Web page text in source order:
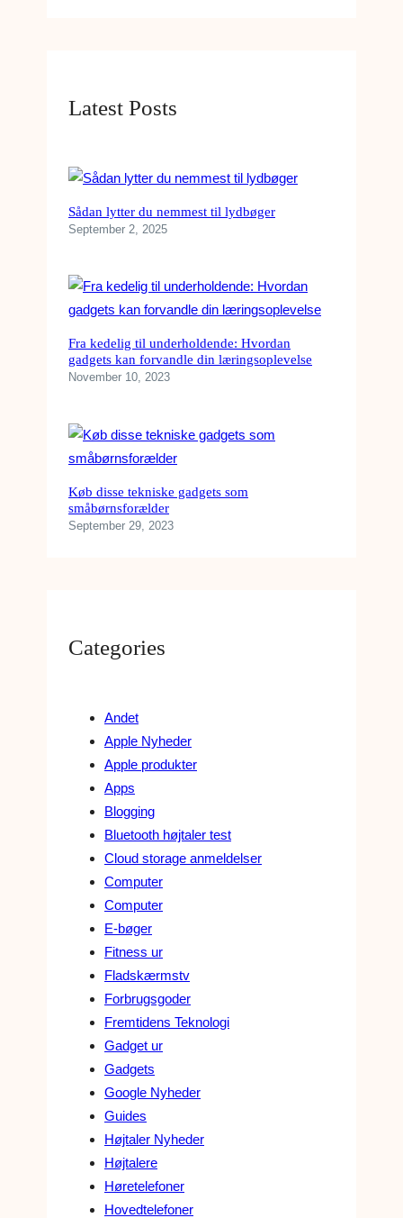
Y
Latest Posts
Sådan lytter du nemmest til lydbøger
September 2, 2025
Fra kedelig til underholdende: Hvordan
gadgets kan forvandle din læringsoplevelse
November 10, 2023
Køb disse tekniske gadgets som
småbørnsforælder
September 29, 2023
Categories
Andet
Apple Nyheder
Apple produkter
Apps
Blogging
Bluetooth højtaler test
Cloud storage anmeldelser
Computer
Computer
E-bøger
Fitness ur
Fladskærmstv
Forbrugsgoder
Fremtidens Teknologi
Gadget ur
Gadgets
Google Nyheder
Guides
Højtaler Nyheder
Højtalere
Høretelefoner
Hovedtelefoner